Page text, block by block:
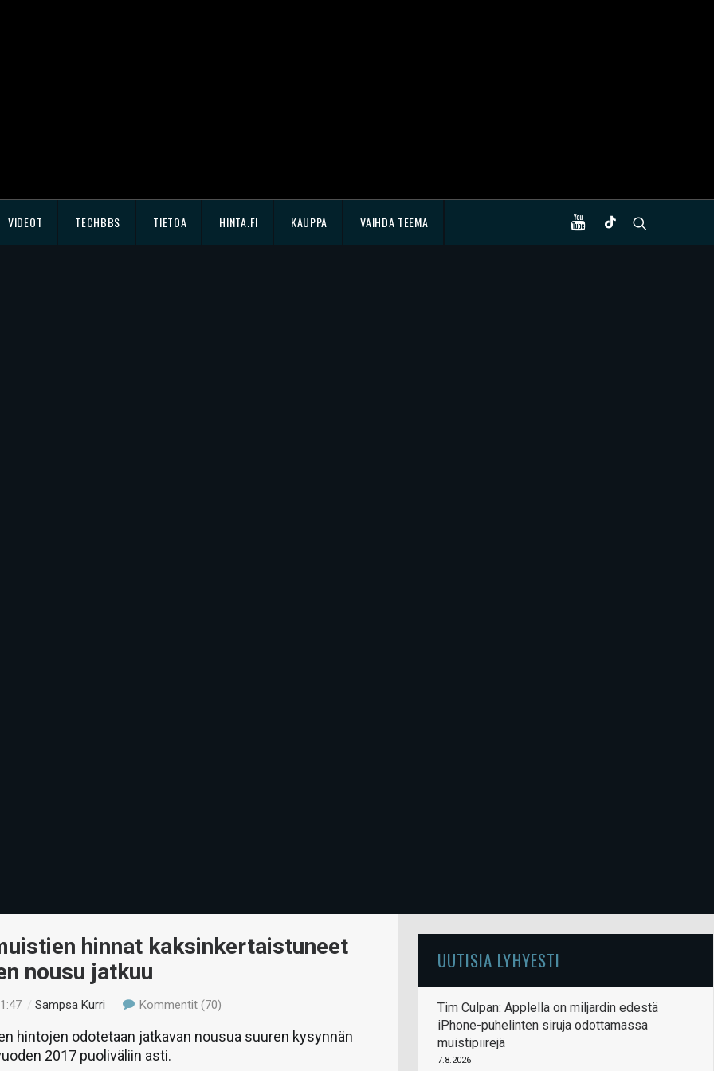
VIDEOT TECHBBS TIETOA HINTA.FI KAUPPA VAIHDA TEEMA
hinnat kaksinkertaistuneet
nousu jatkuu
/Sampsa Kurri Kommentit (70)
hintojen odotetaan jatkavan nousua suuren kysynnän
2017 puoliväliin asti.
UUTISIA LYHYESTI
Tim Culpan: Applella on miljardin edestä
iPhone-puhelinten siruja odottamassa
muistipiirejä
7.8.2026